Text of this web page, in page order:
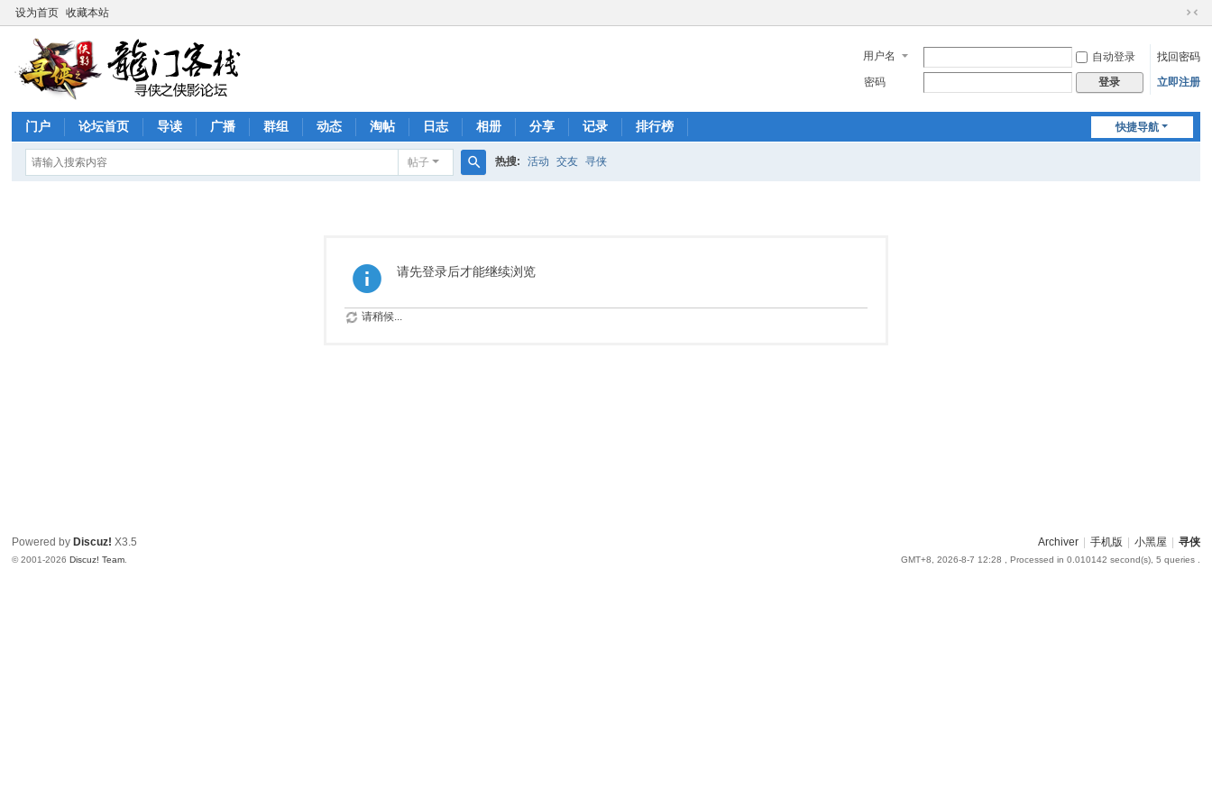
设为首页 收藏本站
切
到
窄
用户名 自动登录
找回密码
密码
登录 立即注册
快捷导航
门户 论坛首页 导读 广播 群组 动态 淘帖 日志 相册 分享 记录 排行榜
帖子 热搜: 活动 交友 寻侠
请先登录后才能继续浏览
请稍候...
Archiver 手机版 小黑屋 寻侠
GMT+8, 2026-8-7 12:28 , Processed in 0.010142 second(s), 5 queries .
Powered by Discuz! X3.5
© 2001-2026Discuz! Team